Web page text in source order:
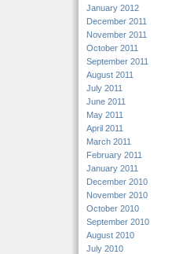
January 2012
December 2011
November 2011
October 2011
September 2011
August 2011
July 2011
June 2011
May 2011
April 2011
March 2011
February 2011
January 2011
December 2010
November 2010
October 2010
September 2010
August 2010
July 2010